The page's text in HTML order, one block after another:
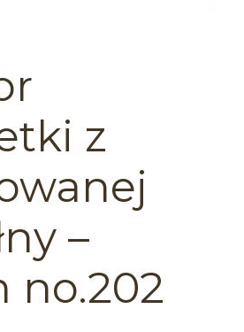
z
–
no.202